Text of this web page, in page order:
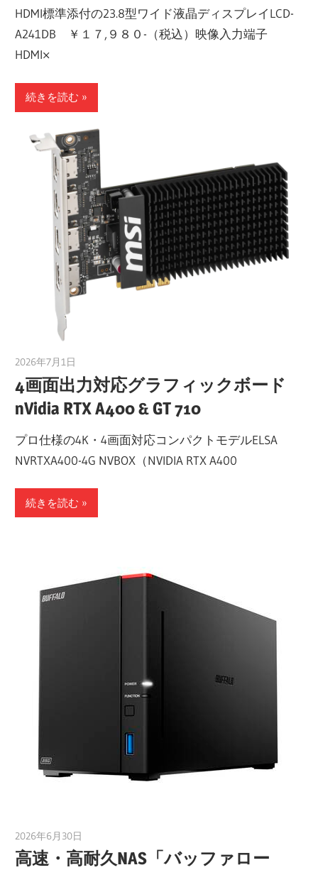
HDMI標準添付の23.8型ワイド液晶ディスプレイLCD-
A241DB ￥１７,９８０-（税込）映像入力端子
HDMI×
続きを読む
2026年7月1日
4画面出力対応グラフィックボード
nVidia RTX A400 & GT 710
プロ仕様の4K・4画面対応コンパクトモデルELSA
NVRTXA400-4G NVBOX（NVIDIA RTX A400
続きを読む
2026年6月30日
高速・高耐久NAS「バッファロー